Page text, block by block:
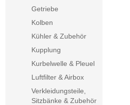
Getriebe
Kolben
Kühler & Zubehör
Kupplung
Kurbelwelle & Pleuel
Luftfilter & Airbox
Verkleidungsteile,
Sitzbänke & Zubehör